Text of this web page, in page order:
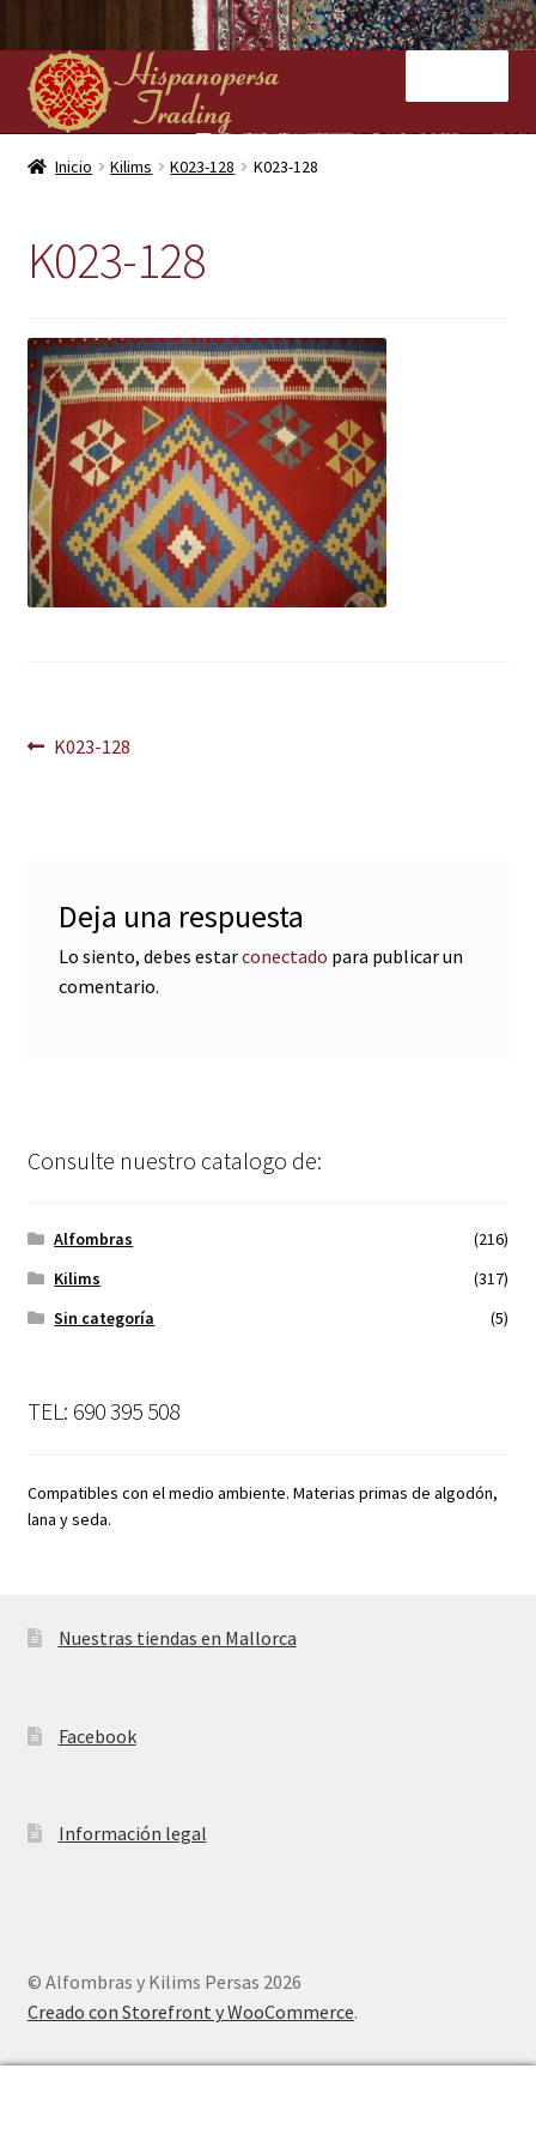
Ir
a
la
navegación
Ir
al
contenido
Inicio
Kilims
Contacto
Inicio Kilims K023-128 K023-128
K023-128
Navegación
Anterior:
K023-128
Deja una respuesta
Lo siento, debes estarconectado para publicar un
comentario.
Consulte nuestro catalogo de:
Alfombras
(216)
Kilims
(317)
Sin categoría
(5)
TEL: 690 395 508
Compatibles con el medio ambiente. Materias primas de algodón,
lana y seda.
Nuestras tiendas en Mallorca
Facebook
Información legal
© Alfombras y Kilims Persas 2026
Creado con Storefront y WooCommerce.